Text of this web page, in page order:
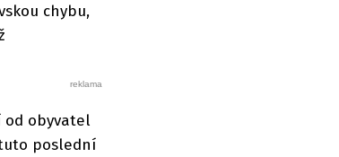
chybu,
od obyvatel
poslední